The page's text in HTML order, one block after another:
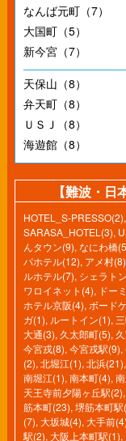
なんば元町（7）
大国町（5）
新今宮（7）
天保山（8）
弁天町（8）
ＵＳＪ（8）
海遊館（8）
【難波・
HOTEL_S-PRESSO(2),
SARASA_HOTEL(3),
んタウン(9), なにわ橋
パホテル(12), アメ村(8)
ルホテル(7), シェラト
ワロイネット(4), ドー
ホテル京阪(4), ボード
ガ(1), ルートイン(1),
大通(3), 久太郎町(5),
今宮戎(8), 今宮戎駅(9),
(2), 北堀江(1), 北浜(21),
南堀江(1), 南本町(4),
天王寺前夕陽ヶ丘駅(2),
筋本町(23), 堺筋本町駅
(7), 大坂城(4), 大手前(4)
駅(2), 大阪上本町駅(1),